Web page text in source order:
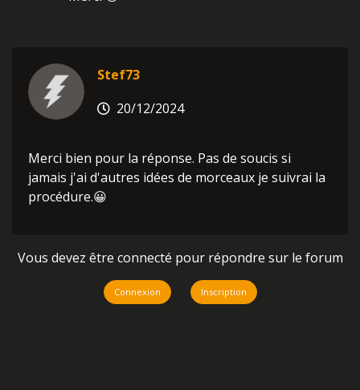
Stef73
20/12/2024
Merci bien pour la réponse. Pas de soucis si
jamais j'ai d'autres idées de morceaux je suivrai la
procédure.😀
Vous devez être connecté pour répondre sur le forum
Connexion Inscription